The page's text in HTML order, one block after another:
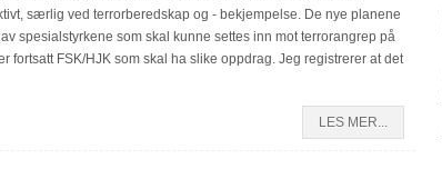
særlig ved terrorberedskap og - bekjempelse. De nye planene
spesialstyrkene som skal kunne settes inn mot terrorangrep på
fortsatt FSK/HJK som skal ha slike oppdrag. Jeg registrerer at det
LES MER...